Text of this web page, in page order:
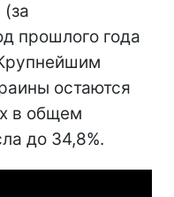
прошлого года
остаются
в общем
до 34,8%.